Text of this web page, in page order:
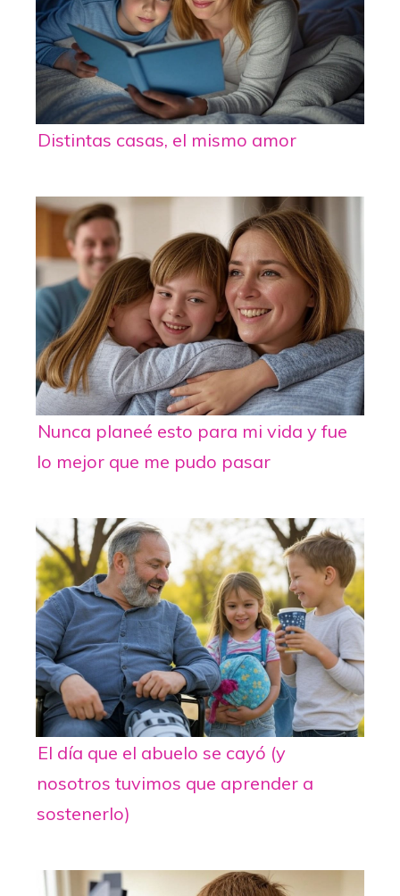
Distintas casas, el mismo amor
Nunca planeé esto para mi vida y fue
lo mejor que me pudo pasar
El día que el abuelo se cayó (y
nosotros tuvimos que aprender a
sostenerlo)